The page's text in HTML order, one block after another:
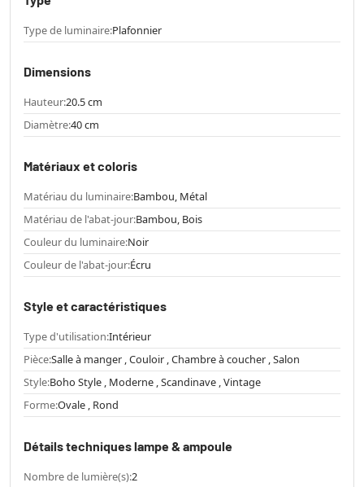
Type de luminaire:Plafonnier
Dimensions
Hauteur:20.5 cm
Diamètre:40 cm
Matériaux et coloris
Matériau du luminaire:Bambou, Métal
Matériau de l'abat-jour:Bambou, Bois
Couleur du luminaire:Noir
Couleur de l'abat-jour:Écru
Style et caractéristiques
Type d'utilisation:Intérieur
Pièce:Salle à manger , Couloir , Chambre à coucher , Salon
Style:Boho Style , Moderne , Scandinave , Vintage
Forme:Ovale , Rond
Détails techniques lampe & ampoule
Nombre de lumière(s):2